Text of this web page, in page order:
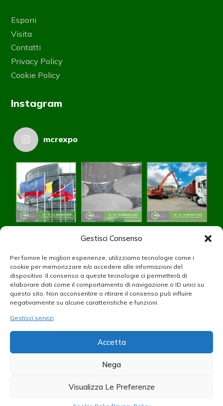
Gestisci Consenso
Per fornire le migliori esperienze, utilizziamo tecnologie come i
cookie per memorizzare e/o accedere alle informazioni del
dispositivo. Il consenso a queste tecnologie ci permetterà di
elaborare dati come il comportamento di navigazione o ID unici su
questo sito. Non acconsentire o ritirare il consenso può influire
negativamente su alcune caratteristiche e funzioni.
Gestisci servizi
Accetta
Nega
Visualizza Le Preferenze
Esponi
Visita
Contatti
Privacy Policy
Cookie Policy
Instagram
mcrexpo